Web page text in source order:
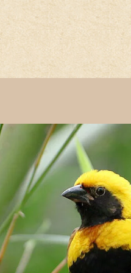
Hauptregion der Seite